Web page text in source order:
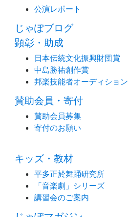
公演レポート
じゃぽブログ
顕彰・助成
日本伝統文化振興財団賞
中島勝祐創作賞
邦楽技能者オーディション
賛助会員・寄付
賛助会員募集
寄付のお願い
キッズ・教材
平多正於舞踊研究所
「音楽劇」シリーズ
講習会のご案内